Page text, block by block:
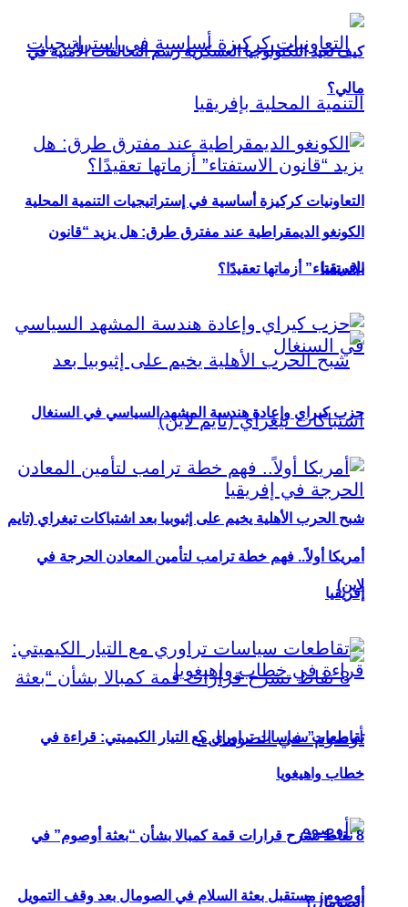
التعاونيات كركيزة أساسية في إستراتيجيات التنمية المحلية
بإفريقيا
شبح الحرب الأهلية يخيم على إثيوبيا بعد اشتباكات تيغراي (تايم
لاين)
8 نقاط تشرح قرارات قمة كمبالا بشأن “بعثة أوصوم” في
الصومال؟
كيف تعيد التكنولوجيا العسكرية رسم التحالفات الأمنية في
مالي؟
الكونغو الديمقراطية عند مفترق طرق: هل يزيد “قانون
الاستفتاء” أزماتها تعقيدًا؟
حزب كيراي وإعادة هندسة المشهد السياسي في السنغال
أمريكا أولاً.. فهم خطة ترامب لتأمين المعادن الحرجة في
إفريقيا
تقاطعات سياسات تراوري مع التيار الكيميتي: قراءة في
خطاب واهيغويا
أوصوم: مستقبل بعثة السلام في الصومال بعد وقف التمويل